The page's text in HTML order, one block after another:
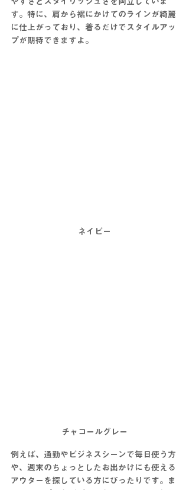
す。特に、肩から裾にかけてのラインが綺麗
に仕上がっており、着るだけでスタイルアッ
プが期待できますよ。
ネイビー
チャコールグレー
例えば、通勤やビジネスシーンで毎日使う方
や、週末のちょっとしたお出かけにも使える
アウターを探している方にぴったりです。ま